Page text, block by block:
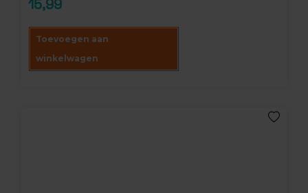
op15,99
Toevoegen aan
winkelwagen